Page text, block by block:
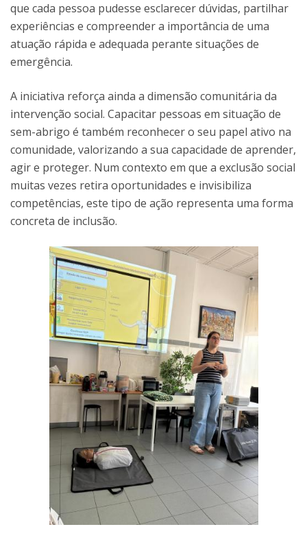
que cada pessoa pudesse esclarecer dúvidas, partilhar
experiências e compreender a importância de uma
atuação rápida e adequada perante situações de
emergência.
A iniciativa reforça ainda a dimensão comunitária da
intervenção social. Capacitar pessoas em situação de
sem-abrigo é também reconhecer o seu papel ativo na
comunidade, valorizando a sua capacidade de aprender,
agir e proteger. Num contexto em que a exclusão social
muitas vezes retira oportunidades e invisibiliza
competências, este tipo de ação representa uma forma
concreta de inclusão.